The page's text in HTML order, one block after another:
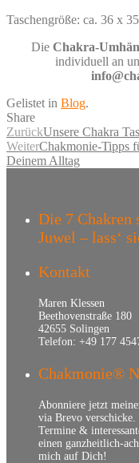
Taschengröße: ca. 36 x
Die Chakra-
individuell an
Gelistet in Blog.
Share
ZurückUnsere Chakra
WeiterChakmonie-Tipps
Deinem Alltag
Die 7 Chakren
Juwel – lass‘
Kontakt
Maren Klessen
Beethovenstraße 180
42655 Solingen
Telefon: +49 177
Chakmonie®
Abonniere jetzt
via Brevo verschicke.
Termine &
einen ganzheitlich-
mich auf Dich!